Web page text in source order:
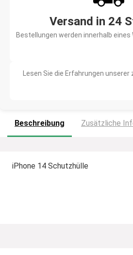
Versand in 24
Bestellungen werden innerhalb
Lesen Sie die Erfahrungen
Beschreibung Zusätzliche
iPhone 14 Schutzhülle